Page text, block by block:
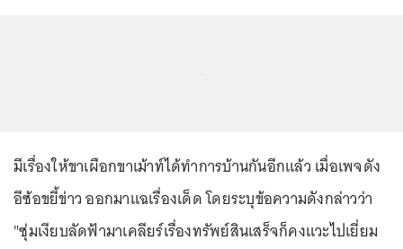
มีเรื่องให้ขาเผือกขาเม้าท์ได้ทำการบ้านกันอีกแล้ว เมื่อเพจดัง
อีซ้อขยี้ข่าว ออกมาแฉเรื่องเด็ด โดยระบุข้อความดังกล่าวว่า
"ซุ่มเงียบลัดฟ้ามาเคลียร์เรื่องทรัพย์สินเสร็จก็คงแวะไปเยี่ยม